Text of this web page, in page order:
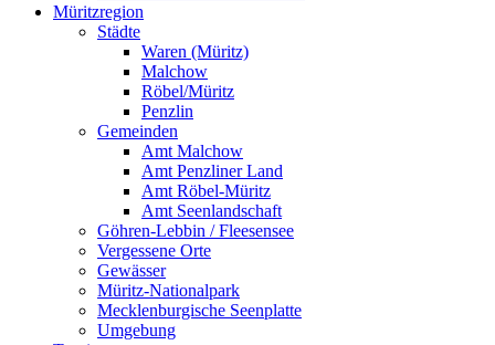
Müritzregion
Städte
Waren (Müritz)
Malchow
Röbel/Müritz
Penzlin
Gemeinden
Amt Malchow
Amt Penzliner Land
Amt Röbel-Müritz
Amt Seenlandschaft
Göhren-Lebbin / Fleesensee
Vergessene Orte
Gewässer
Müritz-Nationalpark
Mecklenburgische Seenplatte
Umgebung